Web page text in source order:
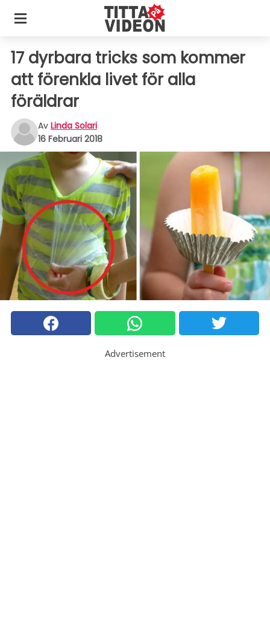
17 dyrbara tricks som kommer
att förenkla livet för alla
föräldrar
Av Linda Solari
16 Februari 2018
Advertisement